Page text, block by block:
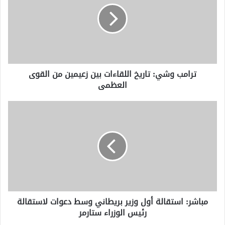
العظمى
ترامب وشي: تاريخ اللقاءات بين زعيمين من القوى
العظمى
رئيس
الوزراء
مباشر: استقالة أول وزير بريطاني وسط دعوات لاستقالة
رئيس الوزراء ستارمر